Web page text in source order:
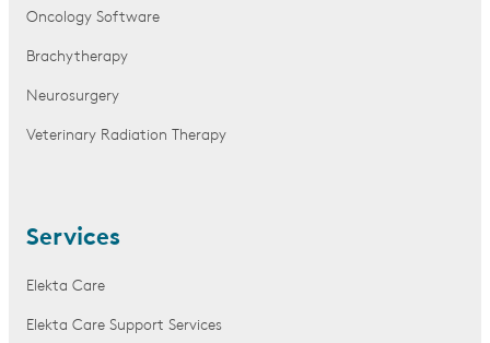
Oncology Software
Brachytherapy
Neurosurgery
Veterinary Radiation Therapy
Services
Elekta Care
Elekta Care Support Services